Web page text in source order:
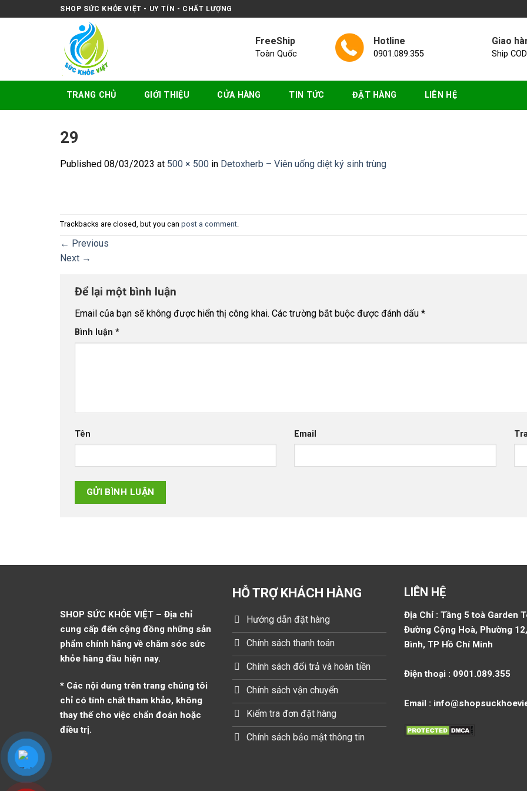
to
SHOP SỨC KHỎE VIỆT - UY TÍN - CHẤT LƯỢNG
FreeShip
Toàn Quốc
Hotline
0901.089.355
Giao
Ship
TRANG CHỦ GIỚI THIỆU CỬA HÀNG TIN TỨC ĐẶT HÀNG LIÊN HỆ
29
Published 08/03/2023 at 500 × 500 in Detoxherb – Viên uống diệt ký sinh trùng
Trackbacks are closed, but you can post a comment
← Previous
Next →
Để lại một bình luận
Email của bạn sẽ không được hiển thị công khai. Các trường bắt buộc được đánh dấu *
Bình luận *
Tên Email
SHOP SỨC KHỎE VIỆT – Địa chỉ
cung cấp đến cộng đồng những sản
phẩm chính hãng về chăm sóc sức
khỏe hàng đầu hiện nay.
* Các nội dung trên trang chúng tôi
chỉ có tính chất tham khảo, không
thay thế cho việc chẩn đoán hoặc
điều trị.
HỖ TRỢ KHÁCH HÀNG
Hướng dẫn đặt hàng
Chính sách thanh toán
Chính sách đổi trả và hoàn tiền
Chính sách vận chuyển
Kiểm tra đơn đặt hàng
Chính sách bảo mật thông tin
LIÊN HỆ
Địa Chỉ : Tầng 5 toà Garden
Đường Cộng Hoà, Phường
Bình, TP Hồ Chí Minh
Điện thoại : 0901.089.355
Email :